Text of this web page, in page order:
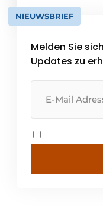
paar Jahren
Cervix Beton [...]
NIEUWSBRIEF
Melden Sie
Updates zu